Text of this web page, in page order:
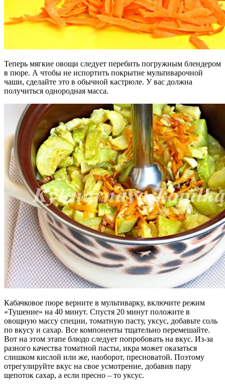
Теперь мягкие овощи следует перебить погружным блендером
в пюре. А чтобы не испортить покрытие мультиварочной
чаши, сделайте это в обычной кастрюле. У вас должна
получиться однородная масса.
Кабачковое пюре верните в мультиварку, включите режим
«Тушение» на 40 минут. Спустя 20 минут положите в
овощную массу специи, томатную пасту, уксус, добавьте соль
по вкусу и сахар. Все компоненты тщательно перемешайте.
Вот на этом этапе блюдо следует попробовать на вкус. Из-за
разного качества томатной пасты, икра может оказаться
слишком кислой или же, наоборот, пресноватой. Поэтому
отрегулируйте вкус на свое усмотрение, добавив пару
щепоток сахар, а если пресно – то уксус.